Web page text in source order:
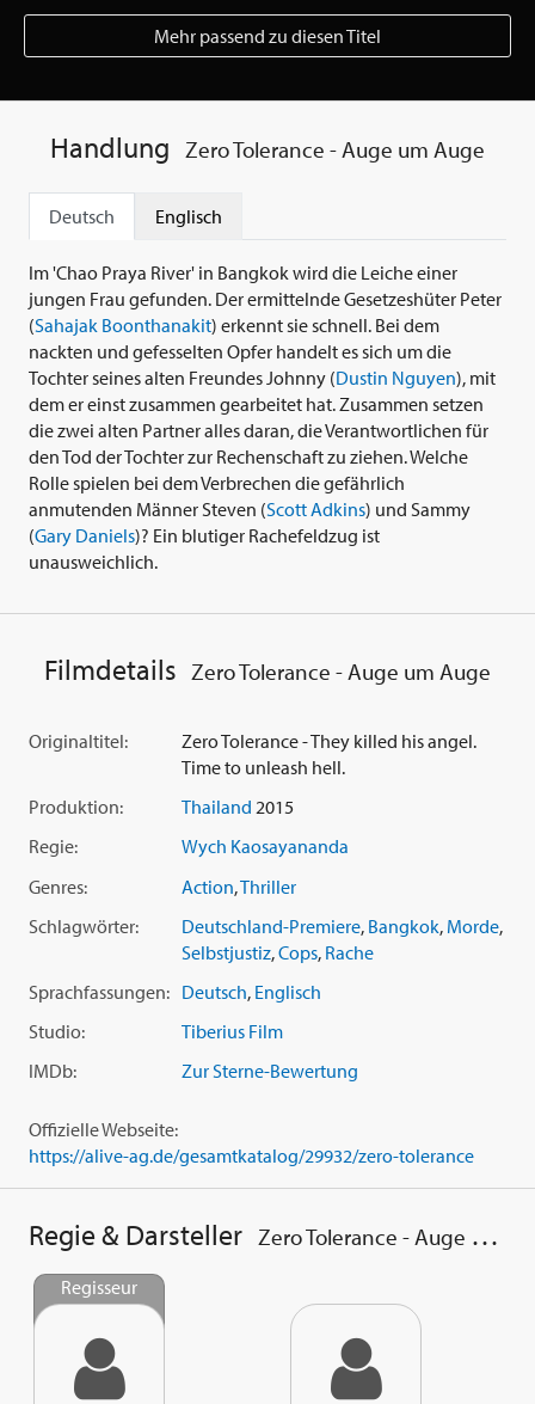
Mehr passend zu diesen Titel
Handlung Zero Tolerance - Auge um Auge
Deutsch Englisch
Im 'Chao Praya River' in Bangkok wird die Leiche einer
jungen Frau gefunden. Der ermittelnde Gesetzeshüter Peter
(Sahajak Boonthanakit) erkennt sie schnell. Bei dem
nackten und gefesselten Opfer handelt es sich um die
Tochter seines alten Freundes Johnny (Dustin Nguyen), mit
dem er einst zusammen gearbeitet hat. Zusammen setzen
die zwei alten Partner alles daran, die Verantwortlichen für
den Tod der Tochter zur Rechenschaft zu ziehen. Welche
Rolle spielen bei dem Verbrechen die gefährlich
anmutenden Männer Steven (Scott Adkins) und Sammy
(Gary Daniels)? Ein blutiger Rachefeldzug ist
unausweichlich.
Filmdetails Zero Tolerance - Auge um Auge
Originaltitel:
Zero Tolerance - They killed his angel.
Time to unleash hell.
Produktion:
Thailand 2015
Regie:
Wych Kaosayananda
Genres:
Action,Thriller
Schlagwörter:
Deutschland-Premiere, Bangkok, Morde,
Selbstjustiz,Cops, Rache
Sprachfassungen: Deutsch, Englisch
Studio:
Tiberius Film
IMDb:
Zur Sterne-Bewertung
Offizielle Webseite:
https://alive-ag.de/gesamtkatalog/29932/zero-tolerance
Regie & Darsteller Zero Tolerance - Auge um Auge
Regisseur